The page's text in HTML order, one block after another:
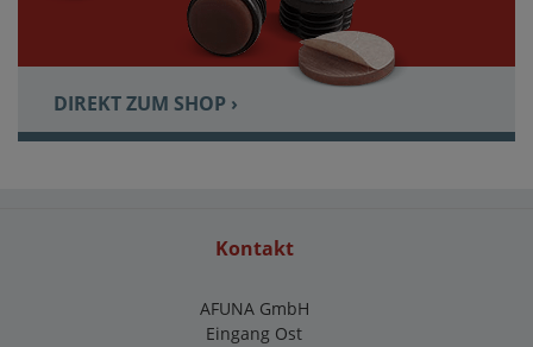
DIREKT ZUM SHOP ›
Kontakt
AFUNA GmbH
Eingang Ost